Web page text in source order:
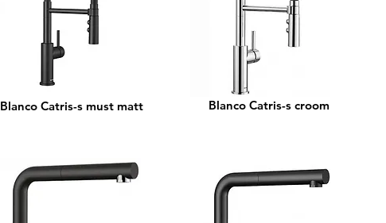
Blanco Catris-s must matt Blanco Catris-s croom